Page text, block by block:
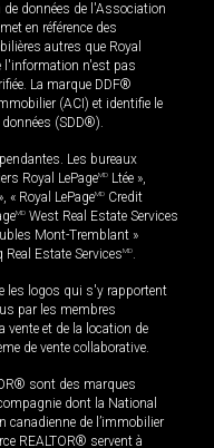
données de l'Association
en référence des
autres que Royal
l'information n'est pas
La marque DDF®
(ACI) et identifie le
(SDD®).
Les bureaux
Royal LePageMD Ltée »,
», « Royal LePageMD Credit
MD West Real Estate Services
Mont-Tremblant »
Estate ServicesMD.
les logos qui s'y rapportent
par les membres
vente et de la location de
de vente collaborative.
sont des marques
dont la National
de l’immobilier
REALTOR® servent à